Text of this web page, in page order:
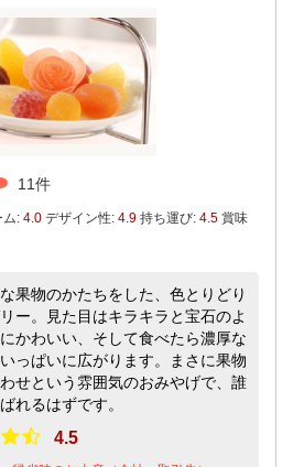
11件
ム: 4.0 デザイン性: 4.9 持ち運び: 4.5 賞味
果物のかたちをした、色とりどり
ー。見た目はキラキラと宝石のよ
かわいい、そして食べたら濃厚な
っぱいに広がります。まさに果物
せという雰囲気のおみやげで、誰
れるはずです。
4.5